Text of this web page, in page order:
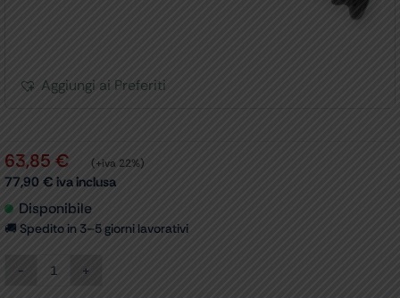
Aggiungi ai Preferiti
63,85 € (+iva 22%)
77,90 € iva inclusa
Disponibile
🚚 Spedito in 3–5 giorni lavorativi
DIAPASON